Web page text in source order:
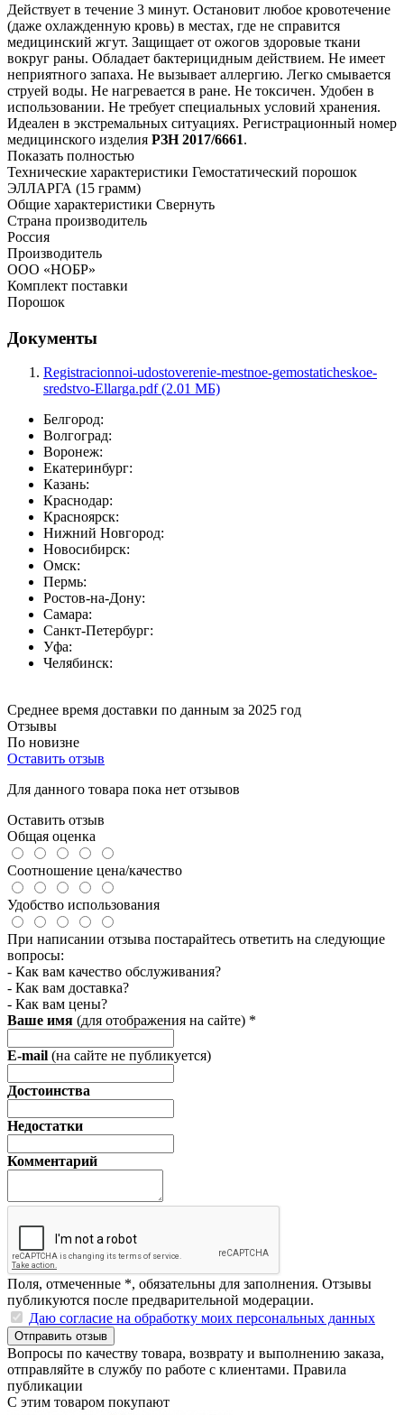
Действует в течение 3 минут. Остановит любое кровотечение
(даже охлажденную кровь) в местах, где не справится
медицинский жгут. Защищает от ожогов здоровые ткани
вокруг раны. Обладает бактерицидным действием. Не имеет
неприятного запаха. Не вызывает аллергию. Легко смывается
струей воды. Не нагревается в ране. Не токсичен. Удобен в
использовании. Не требует специальных условий хранения.
Идеален в экстремальных ситуациях. Регистрационный номер
медицинского изделия РЗН 2017/6661.
Показать полностью
Технические характеристики Гемостатический порошок
ЭЛЛАРГА (15 грамм)
Общие характеристики Свернуть
Страна производитель
Россия
Производитель
OOO «НОБР»
Комплект поставки
Порошок
Документы
Registracionnoi-udostoverenie-mestnoe-gemostaticheskoe-
sredstvo-Ellarga.pdf (2.01 МБ)
Белгород:
Волгоград:
Воронеж:
Екатеринбург:
Казань:
Краснодар:
Красноярск:
Нижний Новгород:
Новосибирск:
Омск:
Пермь:
Ростов-на-Дону:
Самара:
Санкт-Петербург:
Уфа:
Челябинск:
Среднее время доставки по данным за 2025 год
Отзывы
По новизне
Оставить отзыв
Для данного товара пока нет отзывов
Оставить отзыв
Общая оценка
Соотношение цена/качество
Удобство использования
При написании отзыва постарайтесь ответить на следующие
вопросы:
- Как вам качество обслуживания?
- Как вам доставка?
- Как вам цены?
Ваше имя (для отображения на сайте) *
E-mail (на сайте не публикуется)
Достоинства
Недостатки
Комментарий
Поля, отмеченные *, обязательны для заполнения. Отзывы
публикуются после предварительной модерации.
Даю согласие на обработку моих персональных данных
Отправить отзыв
Вопросы по качеству товара, возврату и выполнению заказа,
отправляйте в службу по работе с клиентами. Правила
публикации
С этим товаром покупают